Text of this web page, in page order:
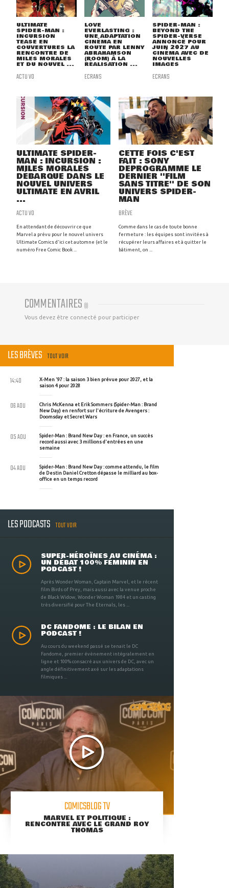
ULTIMATE
SPIDER-MAN :
INCURSION
TEASE EN
COUVERTURES LA
RENCONTRE DE
MILES MORALES
ET DU NOUVEL ...
ACTU VO
LOVE
EVERLASTING :
UNE ADAPTATION
CINÉMA EN
ROUTE PAR LENNY
ABRAHAMSON
(ROOM) À LA
RÉALISATION ...
ECRANS
SPIDER-MAN :
BEYOND THE
SPIDER-VERSE
ANNONCÉ POUR
JUIN 2027 AU
CINÉMA AVEC DE
NOUVELLES
IMAGES
ECRANS
ULTIMATE SPIDER-
MAN : INCURSION :
MILES MORALES
DÉBARQUE DANS LE
NOUVEL UNIVERS
ULTIMATE EN AVRIL
...
ACTU VO
En attendant de découvrir ce que
Marvel a prévu pour le nouvel univers
Ultimate Comics d'ici cet automne (et le
numéro Free Comic Book ...
CETTE FOIS C'EST
FAIT : SONY
DÉPROGRAMME LE
DERNIER ''FILM
SANS TITRE'' DE SON
UNIVERS SPIDER-
MAN
BRÈVE
Comme dans le cas de toute bonne
fermeture : les équipes sont invitées à
récupérer leurs affaires et à quitter le
bâtiment, on ...
COMMENTAIRES (0)
Vous devez être connecté pour participer
LES BRÈVES TOUT VOIR
X-Men '97 : la saison 3 bien prévue pour 2027, et la
saison 4 pour 2028
14:40
Chris McKenna et Erik Sommers (Spider-Man : Brand
New Day) en renfort sur l'écriture de Avengers :
Doomsday et Secret Wars
06 AOU
Spider-Man : Brand New Day : en France, un succès
record aussi avec 3 millions d'entrées en une
semaine
05 AOU
Spider-Man : Brand New Day : comme attendu, le film
de Destin Daniel Cretton dépasse le milliard au box-
office en un temps record
04 AOU
LES PODCASTS TOUT VOIR
SUPER-HÉROÏNES AU CINÉMA :
UN DÉBAT 100% FÉMININ EN
PODCAST !
Après Wonder Woman, Captain Marvel, et le récent
film Birds of Prey, mais aussi avec la venue proche
de Black Widow, Wonder Woman 1984 et un casting
très diversifié pour The Eternals, les ...
DC FANDOME : LE BILAN EN
PODCAST !
Au cours du weekend passé se tenait le DC
Fandome, premier évènement intégralement en
ligne et 100% consacré aux univers de DC, avec un
angle définitivement axé sur les adaptations
filmiques ...
COMICSBLOG TV
MARVEL ET POLITIQUE :
RENCONTRE AVEC LE GRAND ROY
THOMAS